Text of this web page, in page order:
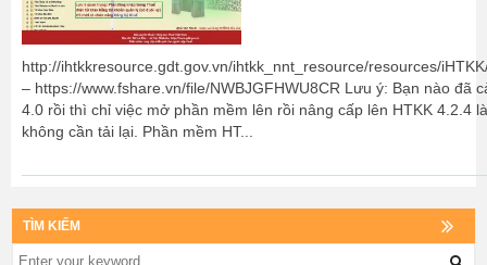
http://ihtkkresource.gdt.gov.vn/ihtkk_nnt_resource/resources/
– https://www.fshare.vn/file/NWBJGFHWU8CR Lưu ý: Bạn nào đã
4.0 rồi thì chỉ việc mở phần mềm lên rồi nâng cấp lên HTKK 4.2.4
không cần tải lại. Phần mềm HT...
TÌM KIẾM